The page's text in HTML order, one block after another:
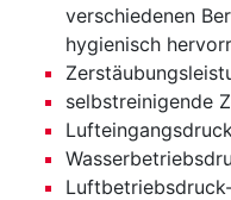
verschiedenen
hygienisch
selbstreinigende